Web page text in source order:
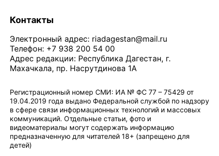
Контакты
Электронный адрес: riadagestan@mail.ru
Телефон: +7 938 200 54 00
Адрес редакции: Республика Дагестан, г.
Махачкала, пр. Насрутдинова 1А
Регистрационный номер СМИ: ИА № ФС 77 – 75429 от
19.04.2019 года выдано Федеральной службой по надзору
в сфере связи информационных технологий и массовых
коммуникаций. Отдельные статьи, фото и
видеоматериалы могут содержать информацию
предназначенную для читателей 18+ (запрещено для
детей)